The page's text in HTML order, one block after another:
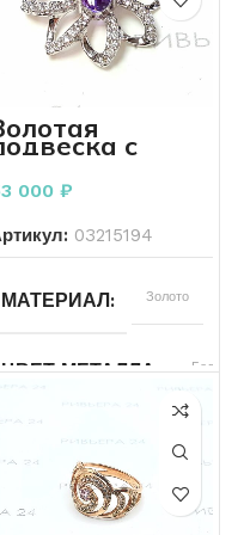
Россыпь
с
пробы 3.70
000 ₽
03215194
МАТЕРИАЛ Золото
ЦВЕТ МЕТАЛЛА Белый
ВЕС 3.70